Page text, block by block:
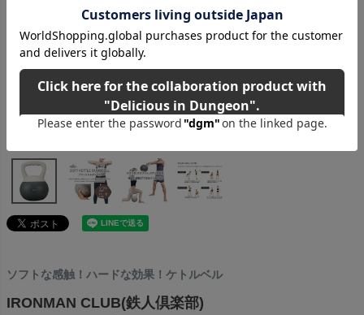
ソフトな感触！ハードな効果！ケトルベル
IRONMAN CLUB(鉄人倶楽部)